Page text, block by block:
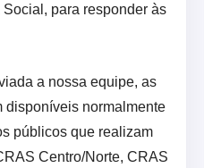
para responder às
a nossa equipe, as
disponíveis normalmente
públicos que realizam
Centro/Norte, CRAS